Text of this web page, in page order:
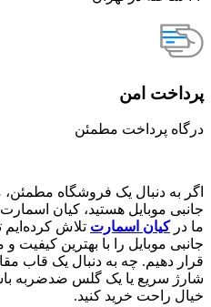
امن
پرداخت مطمئن
به دنبال یک فروشگاه مطمئن،
موبایل هستید، کیان اسمارت
کیان اسمارتتلاش کرده‌ایم تا
موبایل را با بهترین کیفیت و
دهیم. چه به دنبال یک قاب مقاوم،
سریع یا یک گلس ضدضربه باشید،
راحت خرید کنید.